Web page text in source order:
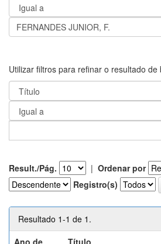
Utilizar filtros para refinar o resultado de
Result./Pág. | Ordenar por
Registro(s)
Resultado 1-1 de 1.
Ano de
Título